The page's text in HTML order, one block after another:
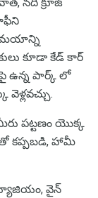
కూడా కేడ్ కార్
ఉన్న పార్క్ లో
పట్టణం యొక్క
కప్పబడి, హామీ
వైన్